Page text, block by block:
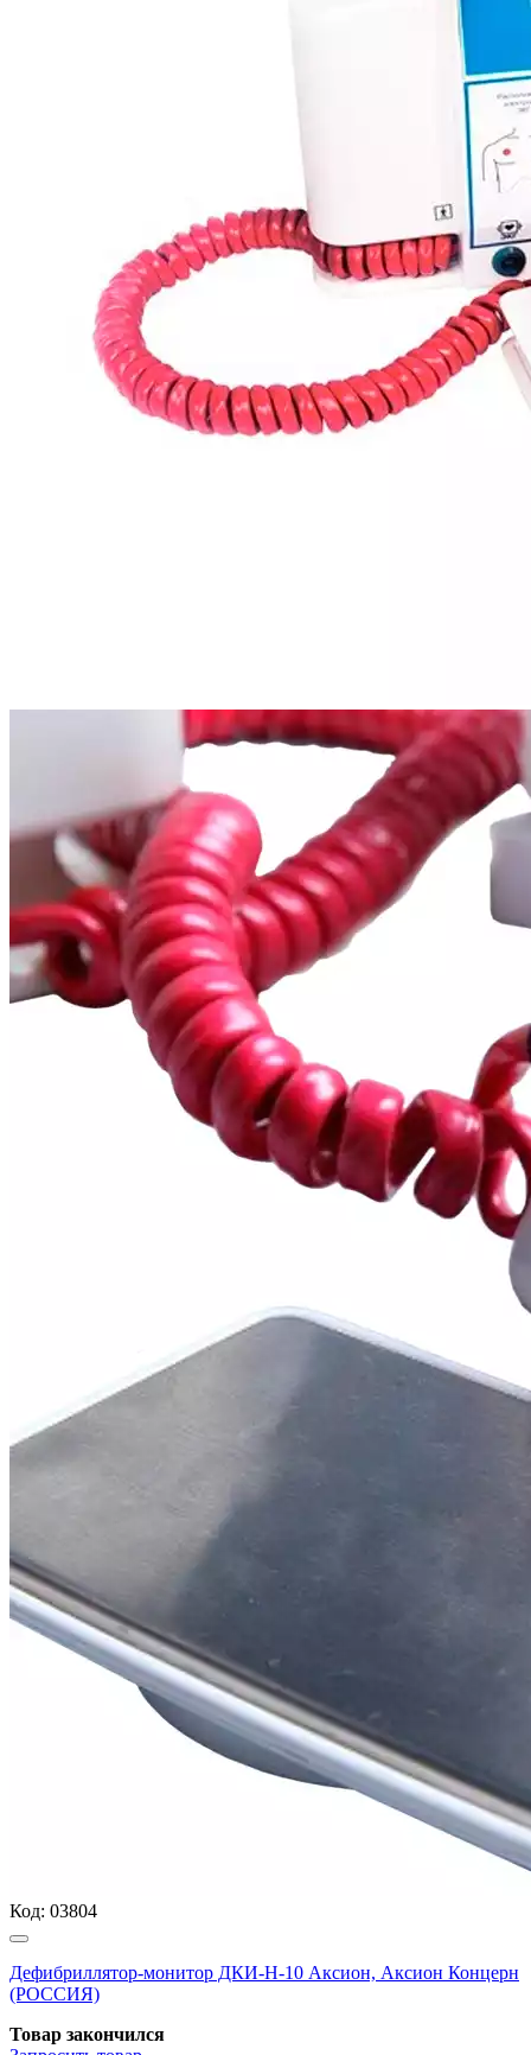
Код: 03804
Дефибриллятор-монитор ДКИ-Н-10 Аксион, Аксион Концерн
(РОССИЯ)
Товар закончился